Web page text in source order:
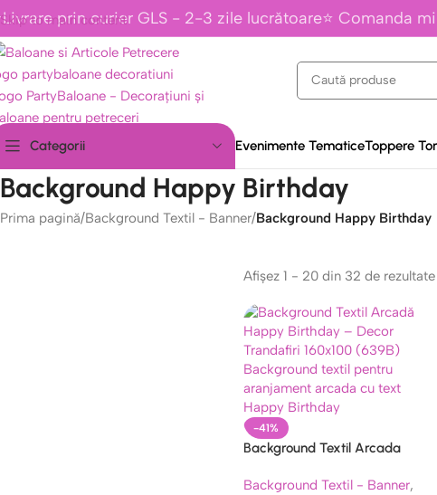
Skip to main contentprin curier GLS - 2-3 zile lucrătoare⭐ Comanda
Categorii Evenimente TematiceToppere
Background Happy Birthday
Prima pagină/Background Textil - Banner/Background Happy Birthday
Afișez 1 - 20 din 32 de rezultate
-41%
Background Textil Arcada
Trandafiri 160×100 (639B)
Background Textil - Banner,